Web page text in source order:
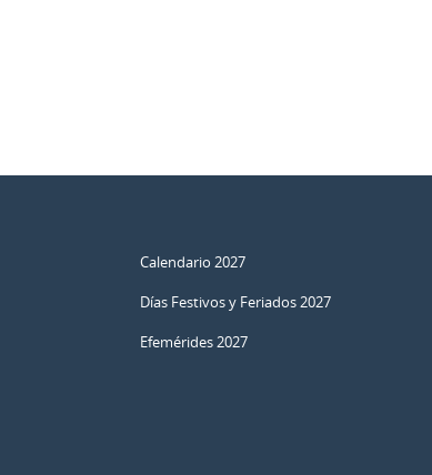
Calendario 2027
Días Festivos y Feriados 2027
Efemérides 2027